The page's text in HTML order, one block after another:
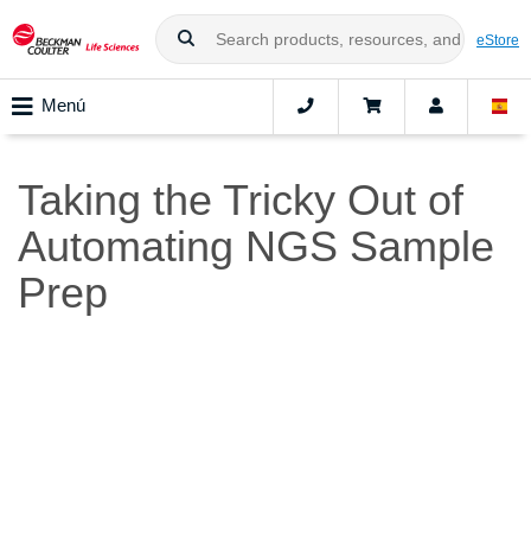
eStore
Menú
Taking the Tricky Out of
Automating NGS Sample
Prep